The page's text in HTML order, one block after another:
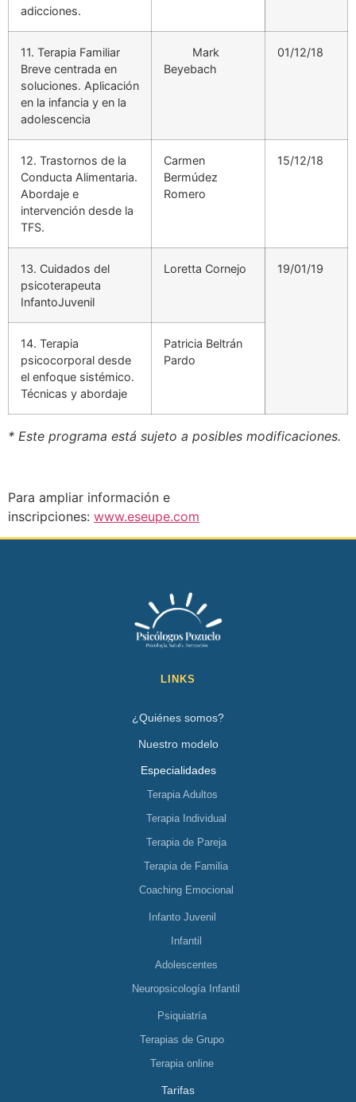
adicciones.
11. Terapia Familiar
Breve centrada en
soluciones. Aplicación
en la infancia y en la
adolescencia
Mark
Beyebach
01/12/18
12. Trastornos de la
Conducta Alimentaria.
Abordaje e
intervención desde la
TFS.
Carmen
Bermúdez
Romero
15/12/18
13. Cuidados del
psicoterapeuta
InfantoJuvenil
Loretta Cornejo 19/01/19
14. Terapia
psicocorporal desde
el enfoque sistémico.
Técnicas y abordaje
Patricia Beltrán
Pardo
* Este programa está sujeto a posibles modificaciones.
Para ampliar información e
inscripciones: www.eseupe.com
LINKS
¿Quiénes somos?
Nuestro modelo
Especialidades
Terapia Adultos
Terapia Individual
Terapia de Pareja
Terapia de Familia
Coaching Emocional
Infanto Juvenil
Infantil
Adolescentes
Neuropsicología Infantil
Psiquiatría
Terapias de Grupo
Terapia online
Tarifas